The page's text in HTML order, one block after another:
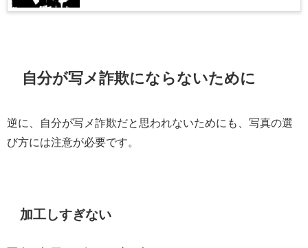
自分が写メ詐欺にならないために
逆に、自分が写メ詐欺だと思われないためにも、写真の選
び方には注意が必要です。
加工しすぎない